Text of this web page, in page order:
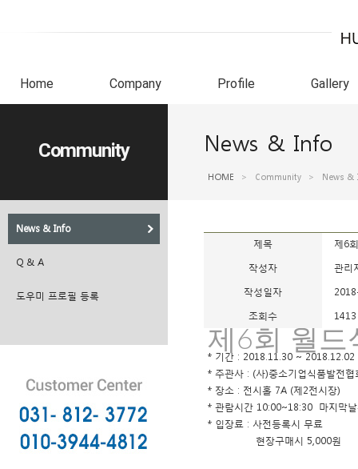
Home Company Profile Gallery
Community
News & Info
Q & A
도우미 프로필 등록
News & Info
HOME > Community > News &
제목 제6
작성자 관리
작성일자
조회수 1413
제6회 월드
* 기간 : 2018.11.30 ~ 2018.12.02
* 주관사 : (사)중소기업식품발전협
* 장소 : 전시홀 7A (제2전시장)
* 관람시간 10:00~18:30 마지막
* 입장료 : 사전등록시 무료
현장구매시 5,000원